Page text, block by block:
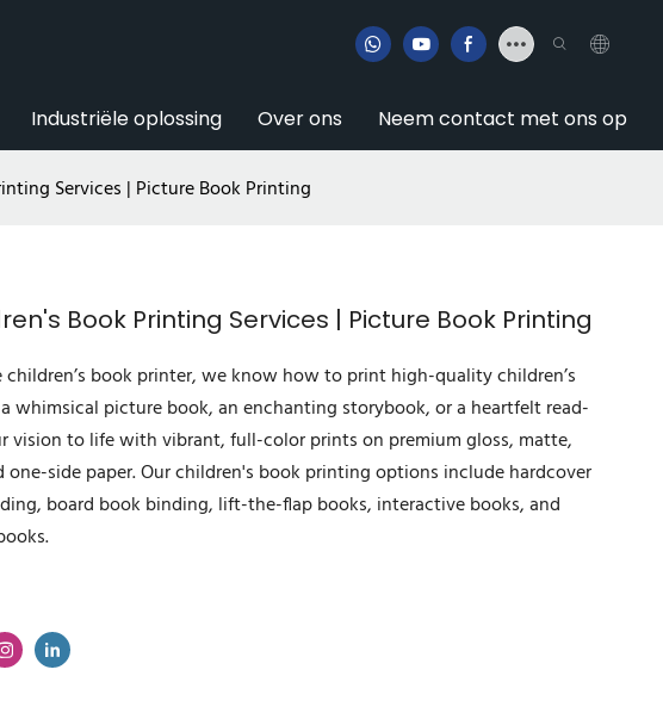
Industriële oplossing Over ons Neem contact met ons op
Services | Picture Book Printing
Book Printing Services | Picture Book Printing
children’s book printer, we know how to print high-quality children’s
whimsical picture book, an enchanting storybook, or a heartfelt read-
vision to life with vibrant, full-color prints on premium gloss, matte,
one-side paper. Our children's book printing options include hardcover
board book binding, lift-the-flap books, interactive books, and